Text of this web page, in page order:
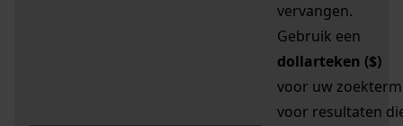
vervangen.
Gebruik een
dollarteken ($)
voor uw zoekterm
voor resultaten